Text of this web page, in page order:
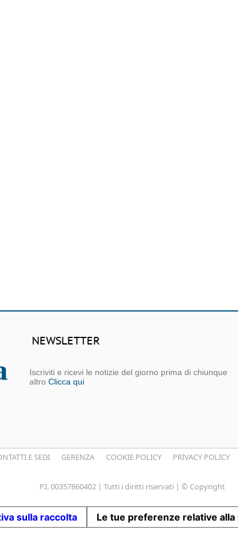
NEWSLETTER
Iscriviti e ricevi le notizie del giorno prima di chiunque
altro Clicca qui
E SEDI GERENZA COOKIE POLICY PRIVACY POLICY
P.I. 00357860402 | Tutti i diritti riservati | © Copyright
sulla raccolta Le tue preferenze relative alla